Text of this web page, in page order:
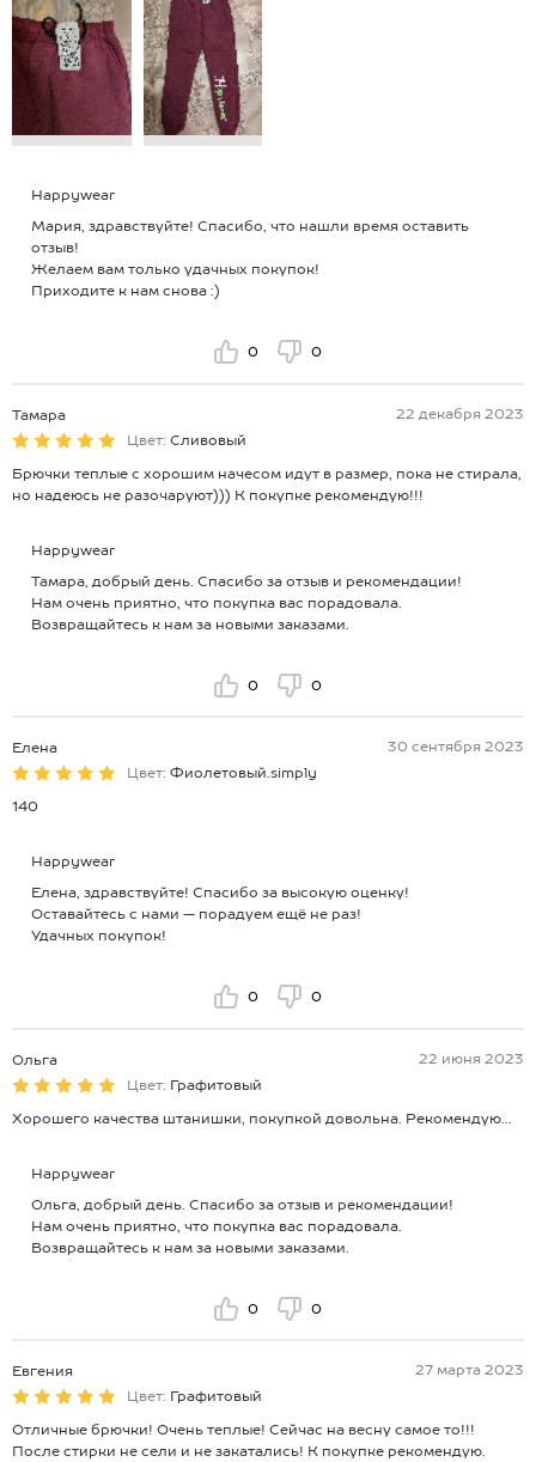
Happywear
Мария, здравствуйте! Спасибо, что нашли время оставить
отзыв!
Желаем вам только удачных покупок!
Приходите к нам снова :)
0 0
Тамара
22 декабря 2023
Цвет: Сливовый
Брючки теплые с хорошим начесом идут в размер, пока не стирала,
но надеюсь не разочаруют))) К покупке рекомендую!!!
Happywear
Тамара, добрый день. Спасибо за отзыв и рекомендации!
Нам очень приятно, что покупка вас порадовала.
Возвращайтесь к нам за новыми заказами.
0 0
Елена
30 сентября 2023
Цвет: Фиолетовый.simply
140
Happywear
Елена, здравствуйте! Спасибо за высокую оценку!
Оставайтесь с нами — порадуем ещё не раз!
Удачных покупок!
0 0
Ольга
22 июня 2023
Цвет: Графитовый
Хорошего качества штанишки, покупкой довольна. Рекомендую...
Happywear
Ольга, добрый день. Спасибо за отзыв и рекомендации!
Нам очень приятно, что покупка вас порадовала.
Возвращайтесь к нам за новыми заказами.
0 0
Евгения
27 марта 2023
Цвет: Графитовый
Отличные брючки! Очень теплые! Сейчас на весну самое то!!!
После стирки не сели и не закатались! К покупке рекомендую.